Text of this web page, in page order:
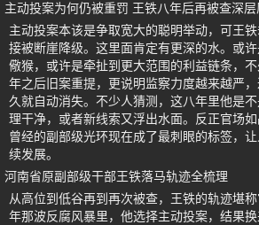
主动投案为何仍被重罚 王铁八年后再被查深层
主动投案本该是争取宽大的聪明举动，可王
接被断崖降级。这里面肯定有更深的水。或
儆猴，或许是牵扯到更大范围的利益链条，
年之后旧案重提，更说明监察力度越来越严
久就自动消失。不少人猜测，这八年里他是
理干净，或者新线索又浮出水面。反正官场如
曾经的副部级光环现在成了最刺眼的标签，
续发展。
河南省原副部级干部王铁落马轨迹全梳理
从高位到低谷再到再次被查，王铁的轨迹堪
年那波反腐风暴里，他选择主动投案，结果